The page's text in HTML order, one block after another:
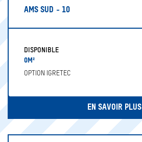
AMS SUD - 10
DISPONIBLE
0M²
OPTION IGRETEC
EN SAVOIR PLUS